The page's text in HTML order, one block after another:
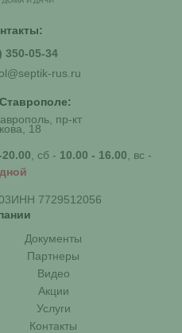
350-05-34
rus.ru
пр-кт
18
, сб - 10.00 - 16.00 , вс -
ИНН 7729512056
Документы
Партнеры
Видео
Акции
Услуги
Контакты